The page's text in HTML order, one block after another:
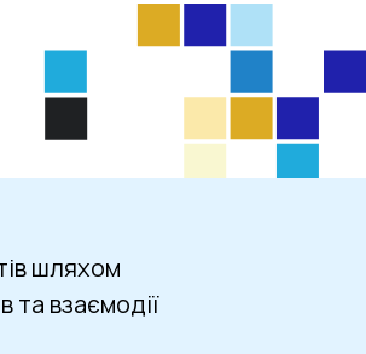
шляхом
та взаємодії